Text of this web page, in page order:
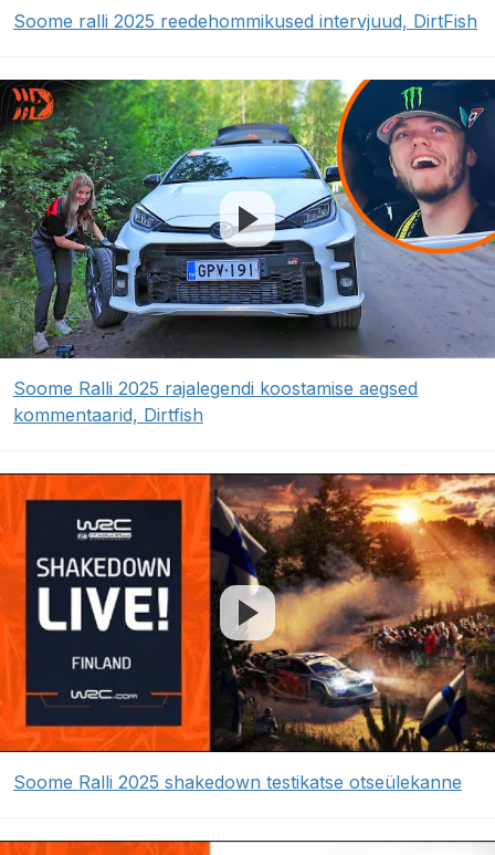
Soome ralli 2025 reedehommikused intervjuud, DirtFish
Soome Ralli 2025 rajalegendi koostamise aegsed
kommentaarid, Dirtfish
Soome Ralli 2025 shakedown testikatse otseülekanne